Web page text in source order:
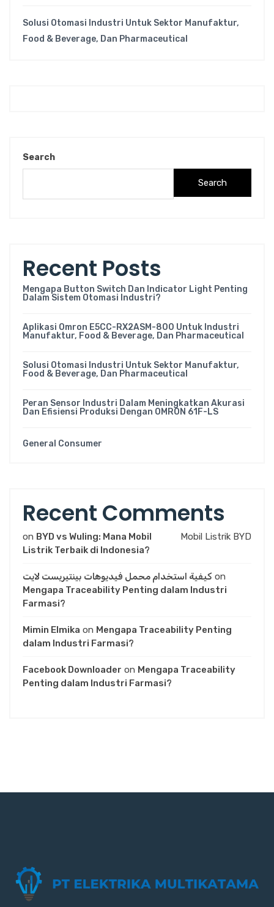
Solusi Otomasi Industri Untuk Sektor Manufaktur,
Food & Beverage, Dan Pharmaceutical
Search
Search
Recent Posts
Mengapa Button Switch Dan Indicator Light Penting
Dalam Sistem Otomasi Industri?
Aplikasi Omron E5CC-RX2ASM-800 Untuk Industri
Manufaktur, Food & Beverage, Dan Pharmaceutical
Solusi Otomasi Industri Untuk Sektor Manufaktur,
Food & Beverage, Dan Pharmaceutical
Peran Sensor Industri Dalam Meningkatkan Akurasi
Dan Efisiensi Produksi Dengan OMRON 61F-LS
General Consumer
Recent Comments
Mobil Listrik BYD
on BYD vs Wuling: Mana Mobil
Listrik Terbaik di Indonesia?
كيفية استخدام محمل فيديوهات بينتيريست لايت on
Mengapa Traceability Penting dalam Industri
Farmasi?
Mimin Elmika on Mengapa Traceability Penting
dalam Industri Farmasi?
Facebook Downloader on Mengapa Traceability
Penting dalam Industri Farmasi?